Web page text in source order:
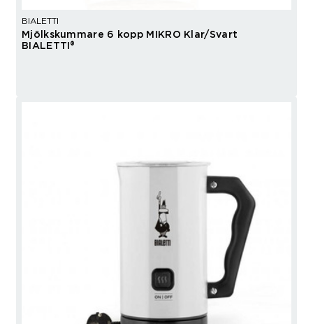
BIALETTI
Mjölkskummare 6 kopp MIKRO Klar/Svart
BIALETTI®